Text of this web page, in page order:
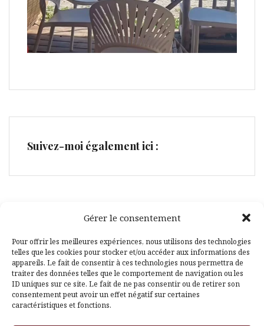
Gérer le consentement
Pour offrir les meilleures expériences, nous utilisons des technologies
telles que les cookies pour stocker et/ou accéder aux informations des
appareils. Le fait de consentir à ces technologies nous permettra de
traiter des données telles que le comportement de navigation ou les
ID uniques sur ce site. Le fait de ne pas consentir ou de retirer son
consentement peut avoir un effet négatif sur certaines
caractéristiques et fonctions.
Suivez-moi également ici :
Facebook
Pinterest